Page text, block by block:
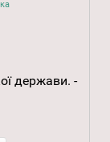
держави. -